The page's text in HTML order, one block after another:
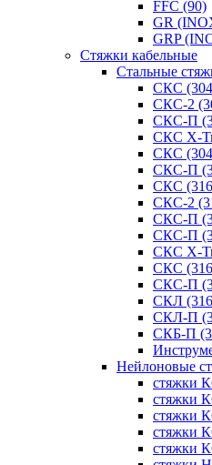
FFC (90)
GR
GRP
Cтяжки кабельные
Стальные
СКС
СКС-2
СКС-П
СКС X-
СКС
СКС-П
СКС
СКС-2
СКС-П
СКС-П
СКС X-
СКС
СКС-П
СКЛ
СКЛ-П
СКБ-П
Нейлоновые
стяжки
стяжки
стяжки
стяжки
стяжки